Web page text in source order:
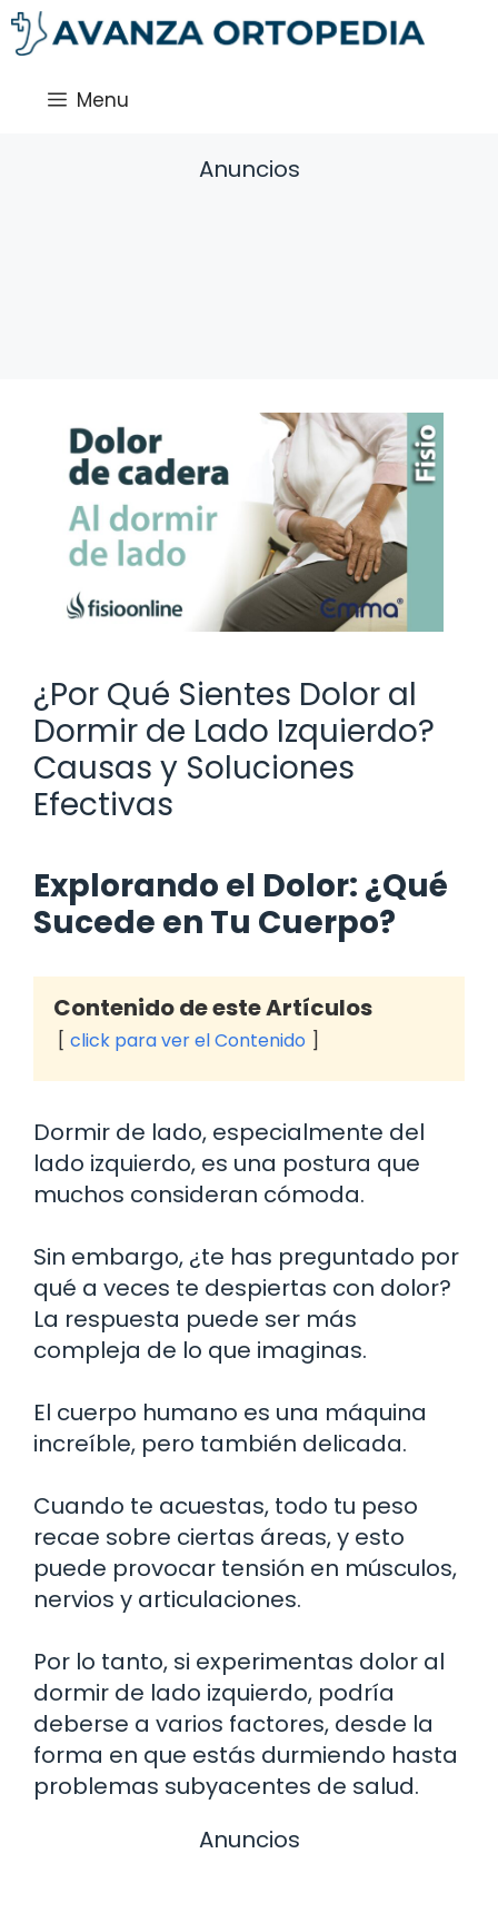
Saltar
al
Menu
Anuncios
¿Por Qué Sientes Dolor al
Dormir de Lado Izquierdo?
Causas y Soluciones
Efectivas
Explorando el Dolor: ¿Qué
Sucede en Tu Cuerpo?
Contenido de este Artículos
click para ver el Contenido
Dormir de lado, especialmente del
lado izquierdo, es una postura que
muchos consideran cómoda.
Sin embargo, ¿te has preguntado por
qué a veces te despiertas con dolor?
La respuesta puede ser más
compleja de lo que imaginas.
El cuerpo humano es una máquina
increíble, pero también delicada.
Cuando te acuestas, todo tu peso
recae sobre ciertas áreas, y esto
puede provocar tensión en músculos,
nervios y articulaciones.
Por lo tanto, si experimentas dolor al
dormir de lado izquierdo, podría
deberse a varios factores, desde la
forma en que estás durmiendo hasta
problemas subyacentes de salud.
Anuncios